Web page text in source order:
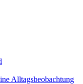
Alltagsbeobachtung